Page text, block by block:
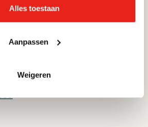
Alles toestaan
Aanpassen
Weigeren
Service & contact
Contact
Donateursservice